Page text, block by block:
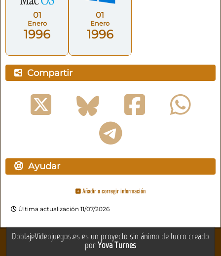
01
Enero
1996
01
Enero
1996
Compartir
Ayudar
Añadir o corregir información
Última actualización 11/07/2026
DoblajeVideojuegos.es es un proyecto sin ánimo de lucro creado
porYova Turnes